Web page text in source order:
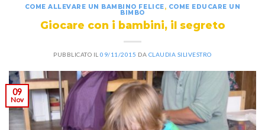
COME ALLEVARE UN BAMBINO FELICE, COME EDUCARE UN
BIMBO
Giocare con i bambini, il segreto
PUBBLICATO IL09/11/2015 DA CLAUDIA SILIVESTRO
09
Nov